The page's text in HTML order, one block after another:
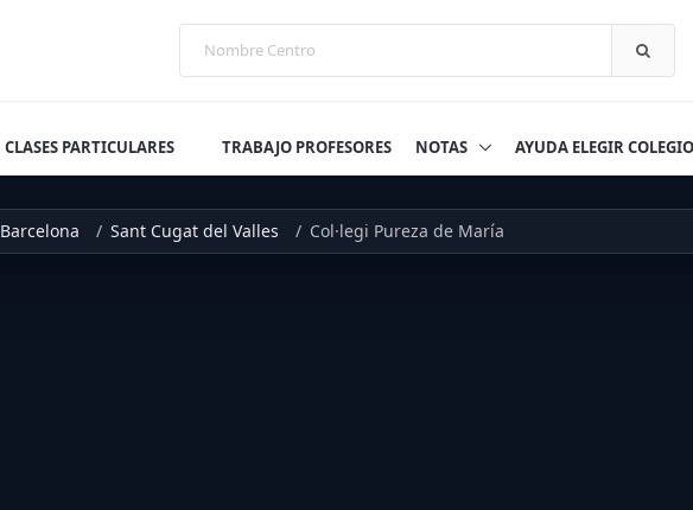
CLASES PARTICULARES TRABAJO PROFESORES NOTAS AYUDA ELEGIR
Barcelona Sant Cugat del Valles Col·legi Pureza de María